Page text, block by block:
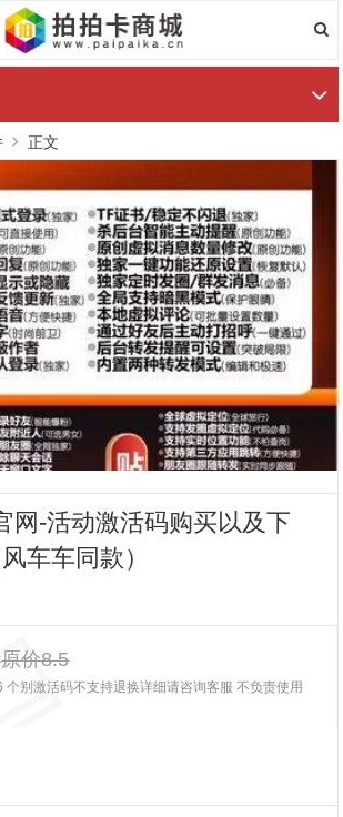
正文
网-活动激活码购买以及下
车车同款）
原价8.5
别激活码不支持退换详细请咨询客服 不负责使用